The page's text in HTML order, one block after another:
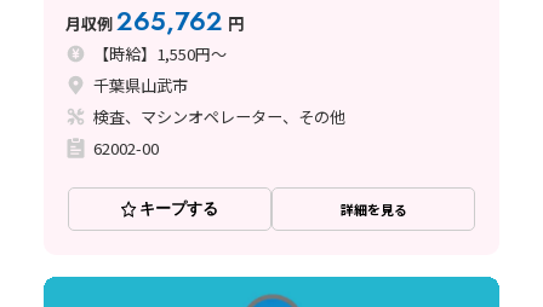
月収例265,762 円
【時給】1,550円～
千葉県山武市
検査、マシンオペレーター、その他
62002-00
キープする 詳細を見る